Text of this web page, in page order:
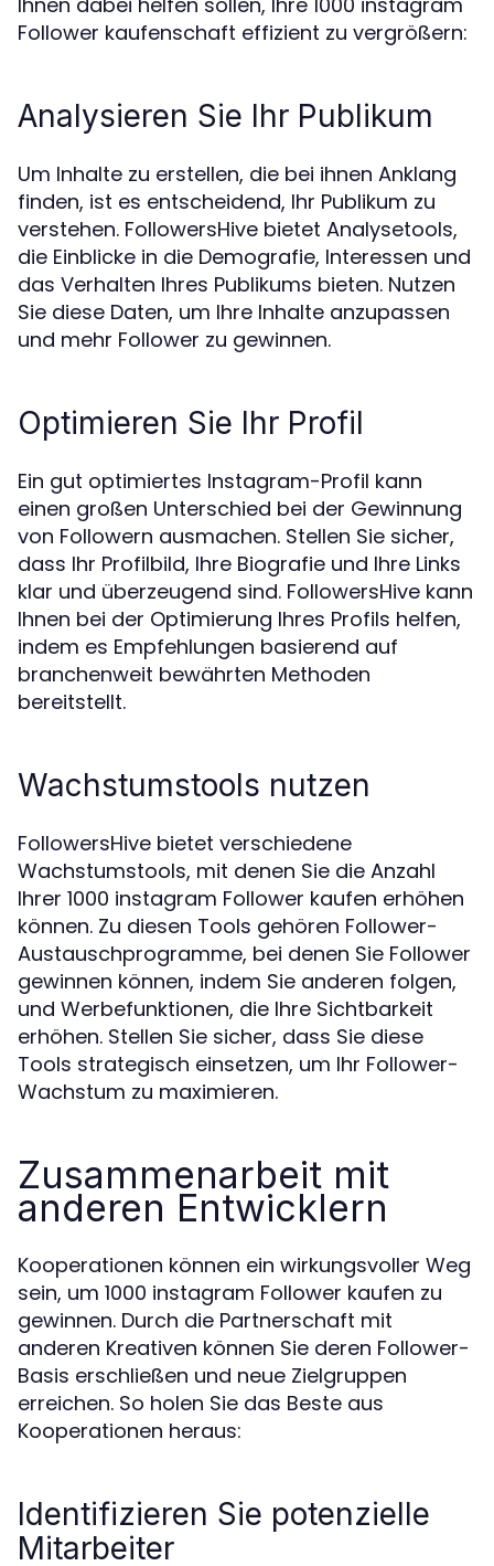
Follower kaufenschaft effizient zu vergrößern:
Analysieren Sie Ihr Publikum
Um Inhalte zu erstellen, die bei ihnen Anklang
finden, ist es entscheidend, Ihr Publikum zu
verstehen. FollowersHive bietet Analysetools,
die Einblicke in die Demografie, Interessen und
das Verhalten Ihres Publikums bieten. Nutzen
Sie diese Daten, um Ihre Inhalte anzupassen
und mehr Follower zu gewinnen.
Optimieren Sie Ihr Profil
Ein gut optimiertes Instagram-Profil kann
einen großen Unterschied bei der Gewinnung
von Followern ausmachen. Stellen Sie sicher,
dass Ihr Profilbild, Ihre Biografie und Ihre Links
klar und überzeugend sind. FollowersHive kann
Ihnen bei der Optimierung Ihres Profils helfen,
indem es Empfehlungen basierend auf
branchenweit bewährten Methoden
bereitstellt.
Wachstumstools nutzen
FollowersHive bietet verschiedene
Wachstumstools, mit denen Sie die Anzahl
Ihrer 1000 instagram Follower kaufen erhöhen
können. Zu diesen Tools gehören Follower-
Austauschprogramme, bei denen Sie Follower
gewinnen können, indem Sie anderen folgen,
und Werbefunktionen, die Ihre Sichtbarkeit
erhöhen. Stellen Sie sicher, dass Sie diese
Tools strategisch einsetzen, um Ihr Follower-
Wachstum zu maximieren.
Zusammenarbeit mit
anderen Entwicklern
Kooperationen können ein wirkungsvoller Weg
sein, um 1000 instagram Follower kaufen zu
gewinnen. Durch die Partnerschaft mit
anderen Kreativen können Sie deren Follower-
Basis erschließen und neue Zielgruppen
erreichen. So holen Sie das Beste aus
Kooperationen heraus:
Identifizieren Sie potenzielle
Mitarbeiter